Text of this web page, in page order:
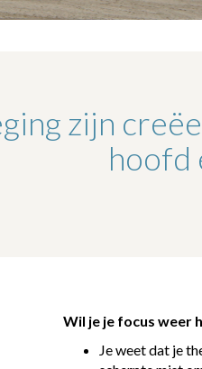
zijn
hoofd
Wil je je focus weer
Je weet dat je